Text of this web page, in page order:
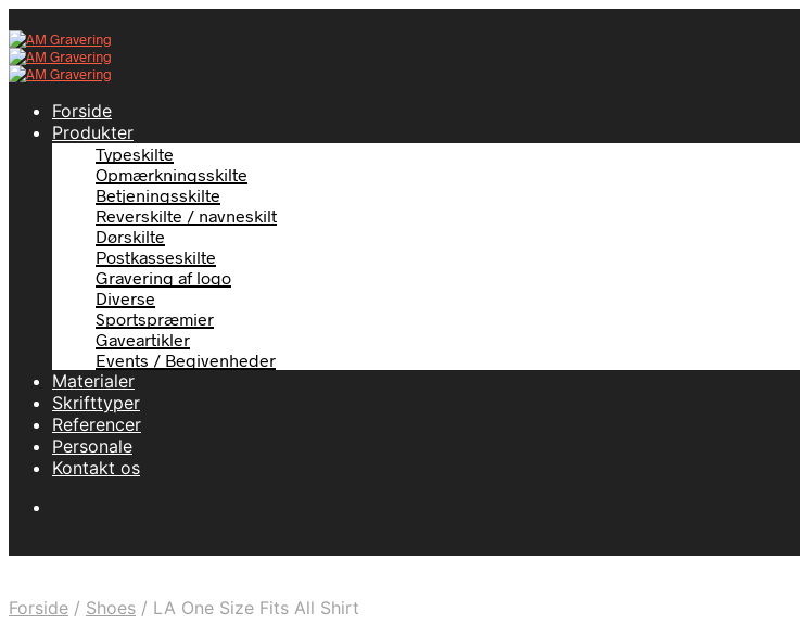
Forside
Produkter
Typeskilte
Opmærkningsskilte
Betjeningsskilte
Reverskilte / navneskilt
Dørskilte
Postkasseskilte
Gravering af logo
Diverse
Sportspræmier
Gaveartikler
Events / Begivenheder
Materialer
Skrifttyper
Referencer
Personale
Kontakt os
Forside / Shoes / LA One Size Fits All Shirt